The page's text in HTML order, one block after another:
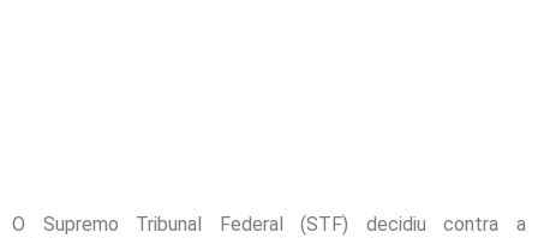
O Supremo Tribunal Federal (STF) decidiu contra a